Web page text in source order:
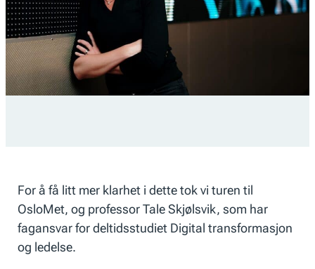
For å få litt mer klarhet i dette tok vi turen til
OsloMet, og professor Tale Skjølsvik, som har
fagansvar for deltidsstudiet Digital transformasjon
og ledelse.